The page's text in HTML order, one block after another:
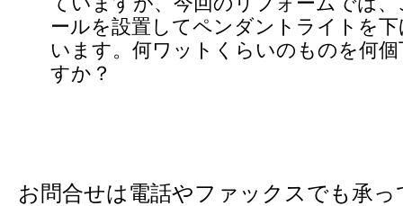
ールを設置してペンダントライトを
います。何ワットくらいのものを何
すか？
お問合せは電話やファックスでも承